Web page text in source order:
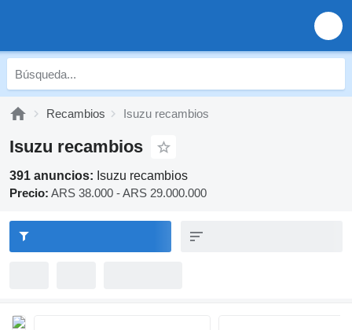
Recambios Isuzu recambios
Isuzu recambios
391 anuncios: Isuzu recambios
Precio: ARS 38.000 - ARS 29.000.000